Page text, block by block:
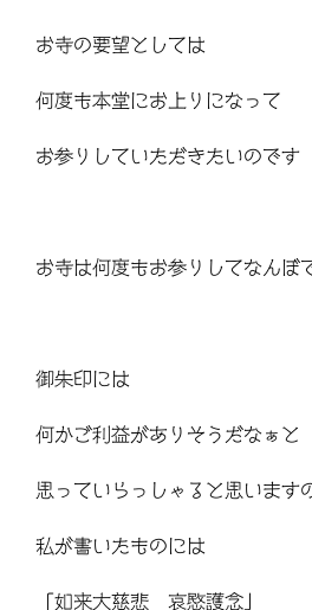
お寺の要望としては
何度も本堂にお上りになって
お参りしていただきたいのです
お寺は何度もお参りしてなんぼ
御朱印には
何かご利益がありそうだなぁと
思っていらっしゃると思います
私が書いたものには
「如来大慈悲 哀愍護念」